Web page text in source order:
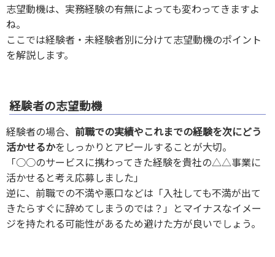
志望動機は、実務経験の有無によっても変わってきますよ
ね。
ここでは経験者・未経験者別に分けて志望動機のポイント
を解説します。
経験者の志望動機
経験者の場合、 前職での実績やこれまでの経験を次にどう
活かせるかをしっかりとアピールすることが大切。
「○○のサービスに携わってきた経験を貴社の△△事業に
活かせると考え応募しました」
逆に、前職での不満や悪口などは「入社しても不満が出て
きたらすぐに辞めてしまうのでは？」とマイナスなイメー
ジを持たれる可能性があるため避けた方が良いでしょう。